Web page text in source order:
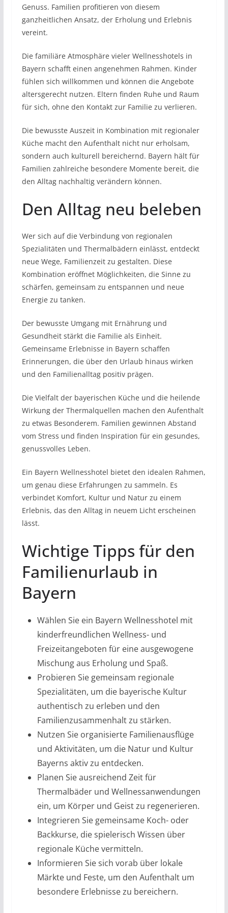
Genuss. Familien profitieren von diesem
ganzheitlichen Ansatz, der Erholung und Erlebnis
vereint.
Die familiäre Atmosphäre vieler Wellnesshotels in
Bayern schafft einen angenehmen Rahmen. Kinder
fühlen sich willkommen und können die Angebote
altersgerecht nutzen. Eltern finden Ruhe und Raum
für sich, ohne den Kontakt zur Familie zu verlieren.
Die bewusste Auszeit in Kombination mit regionaler
Küche macht den Aufenthalt nicht nur erholsam,
sondern auch kulturell bereichernd. Bayern hält für
Familien zahlreiche besondere Momente bereit, die
den Alltag nachhaltig verändern können.
Den Alltag neu beleben
Wer sich auf die Verbindung von regionalen
Spezialitäten und Thermalbädern einlässt, entdeckt
neue Wege, Familienzeit zu gestalten. Diese
Kombination eröffnet Möglichkeiten, die Sinne zu
schärfen, gemeinsam zu entspannen und neue
Energie zu tanken.
Der bewusste Umgang mit Ernährung und
Gesundheit stärkt die Familie als Einheit.
Gemeinsame Erlebnisse in Bayern schaffen
Erinnerungen, die über den Urlaub hinaus wirken
und den Familienalltag positiv prägen.
Die Vielfalt der bayerischen Küche und die heilende
Wirkung der Thermalquellen machen den Aufenthalt
zu etwas Besonderem. Familien gewinnen Abstand
vom Stress und finden Inspiration für ein gesundes,
genussvolles Leben.
Ein Bayern Wellnesshotel bietet den idealen Rahmen,
um genau diese Erfahrungen zu sammeln. Es
verbindet Komfort, Kultur und Natur zu einem
Erlebnis, das den Alltag in neuem Licht erscheinen
lässt.
Wichtige Tipps für den
Familienurlaub in
Bayern
Wählen Sie ein Bayern Wellnesshotel mit
kinderfreundlichen Wellness- und
Freizeitangeboten für eine ausgewogene
Mischung aus Erholung und Spaß.
Probieren Sie gemeinsam regionale
Spezialitäten, um die bayerische Kultur
authentisch zu erleben und den
Familienzusammenhalt zu stärken.
Nutzen Sie organisierte Familienausflüge
und Aktivitäten, um die Natur und Kultur
Bayerns aktiv zu entdecken.
Planen Sie ausreichend Zeit für
Thermalbäder und Wellnessanwendungen
ein, um Körper und Geist zu regenerieren.
Integrieren Sie gemeinsame Koch- oder
Backkurse, die spielerisch Wissen über
regionale Küche vermitteln.
Informieren Sie sich vorab über lokale
Märkte und Feste, um den Aufenthalt um
besondere Erlebnisse zu bereichern.